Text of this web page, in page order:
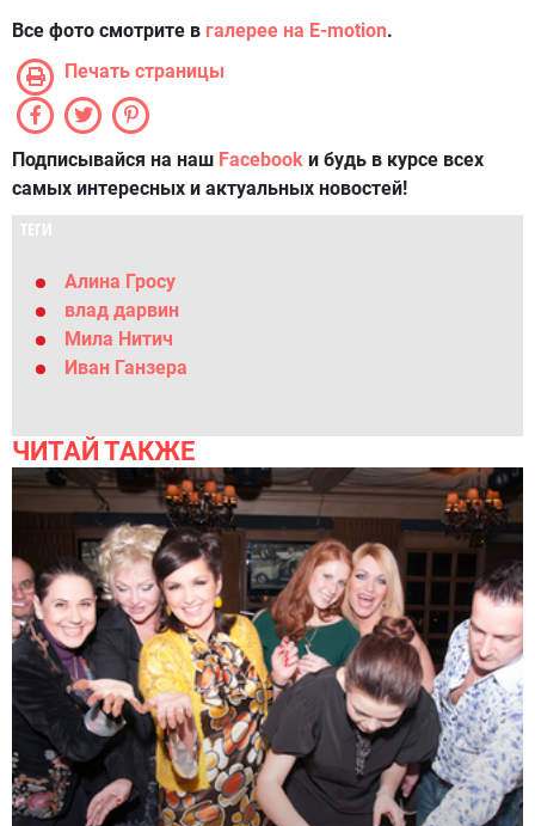
Все фото смотрите в галерее на E-motion.
Печать страницы
Подписывайся на наш Facebook и будь в курсе всех
самых интересных и актуальных новостей!
ТЕГИ
Алина Гросу
влад дарвин
Мила Нитич
Иван Ганзера
ЧИТАЙ ТАКЖЕ